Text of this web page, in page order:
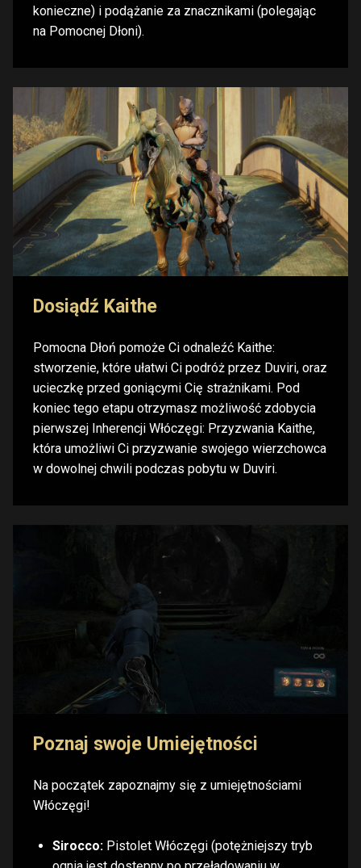
konieczne) i podążanie za znacznikami (polegając
na Pomocnej Dłoni).
Dosiądź Kaithe
Pomocna Dłoń pomoże Ci odnaleźć Kaithe:
stworzenie, które ułatwi Ci podróż przez Duviri, oraz
ucieczkę przed goniącymi Cię strażnikami. Pod
koniec tego etapu otrzymasz możliwość zdobycia
pierwszej Inherencji Włóczęgi: Przyzwania Kaithe,
która umożliwi Ci przyzwanie swojego wierzchowca
w dowolnej chwili podczas pobytu w Duviri.
Poznaj swoje Umiejętności
Na początek zapoznajmy się z umiejętnościami
Włóczęgi!
Sirocco: Pistolet Włóczęgi (potężniejszy tryb